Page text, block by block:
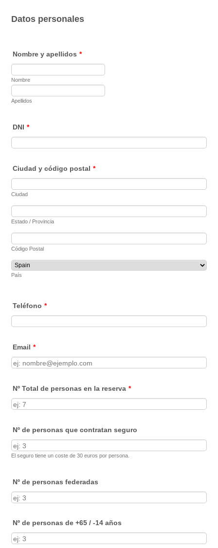
Datos personales
Nombre y apellidos *
Nombre
Apellidos
DNI *
Ciudad y código postal *
Ciudad
Estado / Provincia
Código Postal
País
Teléfono *
Email *
Nº Total de personas en la reserva *
Nº de personas que contratan seguro
El seguro tiene un coste de 30 euros por persona.
Nº de personas federadas
Nº de personas de +65 / -14 años